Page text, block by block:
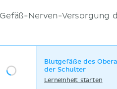
Nerven-Versorgung
Blutgefäße des
der Schulter
Lerneinheit starten